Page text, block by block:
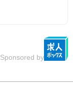
Sponsored by